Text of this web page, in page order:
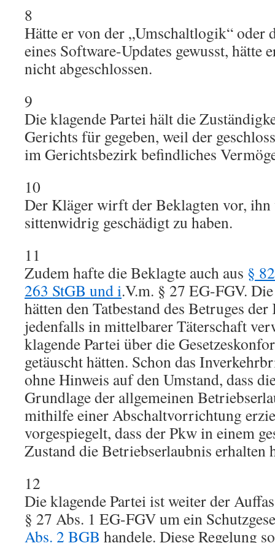
8
Hätte er von der „Umschaltlogik“ oder
eines Software-Updates gewusst, hätte
nicht abgeschlossen.
9
Die klagende Partei hält die
Gerichts für gegeben, weil der
im Gerichtsbezirk befindliches
10
Der Kläger wirft der Beklagten vor,
sittenwidrig geschädigt zu haben.
11
Zudem hafte die Beklagte auch aus §
263 StGB und i.V.m. § 27 EG-FGV.
hätten den Tatbestand des Betruges
jedenfalls in mittelbarer Täterschaft
klagende Partei über die
getäuscht hätten. Schon das
ohne Hinweis auf den Umstand, dass
Grundlage der allgemeinen
mithilfe einer Abschaltvorrichtung
vorgespiegelt, dass der Pkw in einem
Zustand die Betriebserlaubnis erhalten
12
Die klagende Partei ist weiter der
§ 27 Abs. 1 EG-FGV um ein
Abs. 2 BGB handele. Diese Regelung